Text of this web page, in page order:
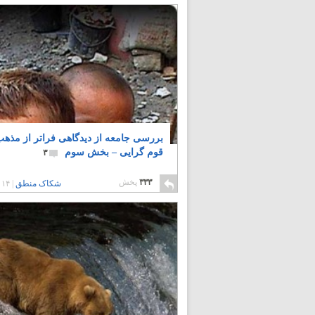
بررسی جامعه از دیدگاهی فراتر از
قوم گرایی – بخش سوم
۳
۳۳۳ پخش شکاک منطق |۱۴ سال پیش